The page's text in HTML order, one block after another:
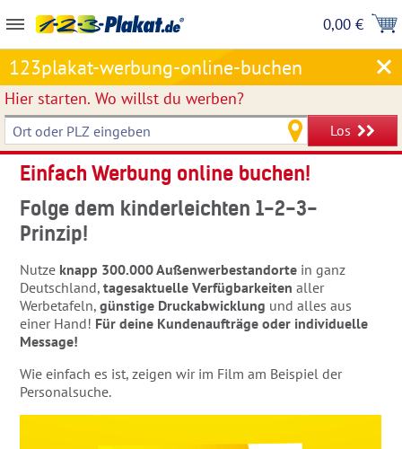
0,00 €
123plakat-werbung-online-buchen
Hier starten. Wo willst du werben?
Los
Einfach Werbung online buchen!
Folge dem kinderleichten 1-2-3-
Prinzip!
Nutze knapp 300.000 Außenwerbestandorte in ganz
Deutschland,tagesaktuelle Verfügbarkeiten aller
Werbetafeln,günstige Druckabwicklung und alles aus
einer Hand! Für deine Kundenaufträge oder individuelle
Message!
Wie einfach es ist, zeigen wir im Film am Beispiel der
Personalsuche.